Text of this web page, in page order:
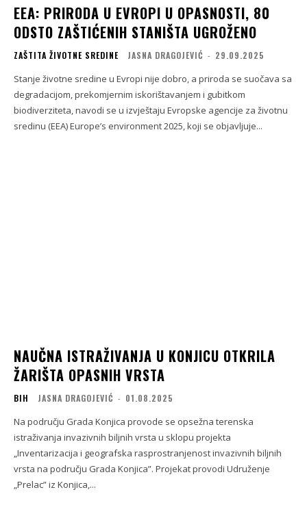
EEA: PRIRODA U EVROPI U OPASNOSTI, 80
ODSTO ZAŠTIĆENIH STANIŠTA UGROŽENO
ZAŠTITA ŽIVOTNE SREDINE JASNA DRAGOJEVIĆ - 29.09.2025
Stanje životne sredine u Evropi nije dobro, a priroda se suočava sa
degradacijom, prekomjernim iskorištavanjem i gubitkom
biodiverziteta, navodi se u izvještaju Evropske agencije za životnu
sredinu (EEA) Europe’s environment 2025, koji se objavljuje...
NAUČNA ISTRAŽIVANJA U KONJICU OTKRILA
ŽARIŠTA OPASNIH VRSTA
BIH JASNA DRAGOJEVIĆ - 01.08.2025
Na području Grada Konjica provode se opsežna terenska
istraživanja invazivnih biljnih vrsta u sklopu projekta
„Inventarizacija i geografska rasprostranjenost invazivnih biljnih
vrsta na području Grada Konjica”. Projekat provodi Udruženje
„Prelac” iz Konjica,...